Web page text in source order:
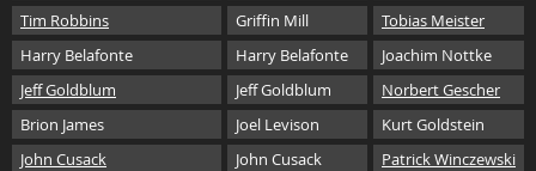
Tim Robbins
Griffin Mill
Tobias Meister
Harry Belafonte
Harry Belafonte
Joachim Nottke
Jeff Goldblum
Jeff Goldblum
Norbert Gescher
Brion James
Joel Levison
Kurt Goldstein
John Cusack
John Cusack
Patrick Winczewski